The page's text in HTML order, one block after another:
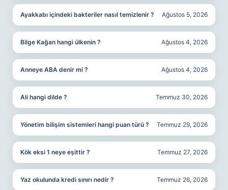
Ayakkabı içindeki bakteriler nasıl temizlenir ? Ağustos 5, 2026
Bilge Kağan hangi ülkenin ? Ağustos 4, 2026
Anneye ABA denir mi ? Ağustos 4, 2026
Ali hangi dilde ? Temmuz 30, 2026
Yönetim bilişim sistemleri hangi puan türü ? Temmuz 29, 2026
Kök eksi 1 neye eşittir ? Temmuz 27, 2026
Yaz okulunda kredi sınırı nedir ? Temmuz 26, 2026